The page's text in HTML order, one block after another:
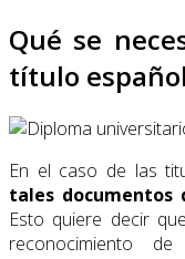
Qué se
título
En el caso de las
tales documentos
Esto quiere decir
reconocimiento